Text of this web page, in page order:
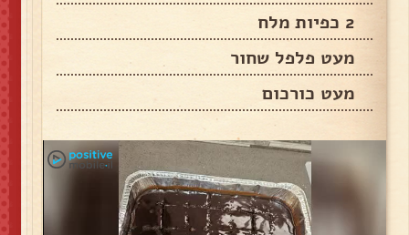
2 כפיות מלח
מעט פלפל שחור
מעט כורכום